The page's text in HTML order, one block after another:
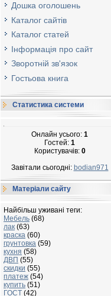
Дошка оголошень
Каталог сайтів
Каталог статей
Інформація про сайт
Зворотній зв'язок
Гостьова книга
Статистика системи
Онлайн усього: 1
Гостей: 1
Користувачів: 0
Завітали сьогодні: bodian971
Матеріали сайту
Найбільш уживані теги:
Мебель (68)
лак (63)
краска (60)
грунтовка (59)
кухня (58)
ДВП (55)
скидки (55)
платеж (54)
купить (51)
ГОСТ (42)